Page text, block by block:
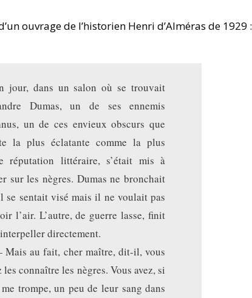
ouvrage de l’historien Henri d’Alméras de 1929 :
jour, dans un salon où se trouvait
Dumas, un de ses ennemis
un de ces envieux obscurs que
la plus éclatante comme la plus
réputation littéraire, s’était mis à
sur les nègres. Dumas ne bronchait
se sentait visé mais il ne voulait pas
l’air. L’autre, de guerre lasse, finit
directement.
au fait, cher maître, dit-il, vous
les connaître les nègres. Vous avez, si
trompe, un peu de leur sang dans